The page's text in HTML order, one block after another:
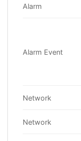
Alarm
Alarm Event
Network
Network